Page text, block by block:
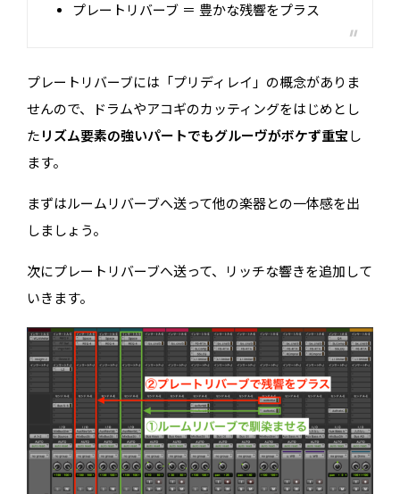
プレートリバーブ ＝ 豊かな残響をプラス
プレートリバーブには「プリディレイ」の概念がありま
せんので、ドラムやアコギのカッティングをはじめとし
たリズム要素の強いパートでもグルーヴがボケず重宝し
ます。
まずはルームリバーブへ送って他の楽器との一体感を出
しましょう。
次にプレートリバーブへ送って、リッチな響きを追加して
いきます。